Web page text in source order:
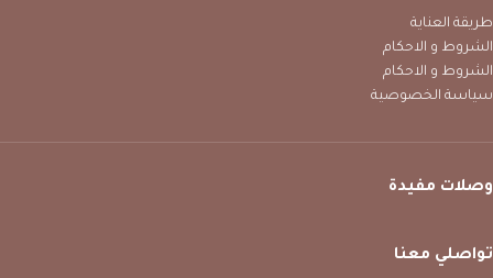
طريقة العناية
الشروط و الاحكام
الشروط و الاحكام
سياسة الخصوصية
وصلات مفيدة
تواصلي معنا